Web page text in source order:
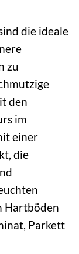
die ideale
zu
den
im
einer
die
Hartböden
Parkett